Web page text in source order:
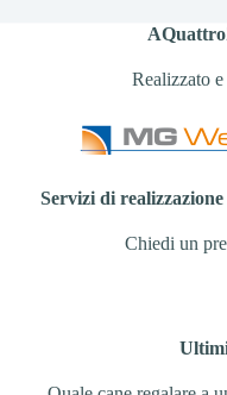
Realizzato
Servizi di
Chiedi un